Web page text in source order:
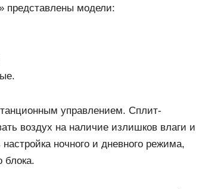
представлены модели:
управлением. Сплит-
воздух на наличие излишков влаги и
ночного и дневного режима,
блока.